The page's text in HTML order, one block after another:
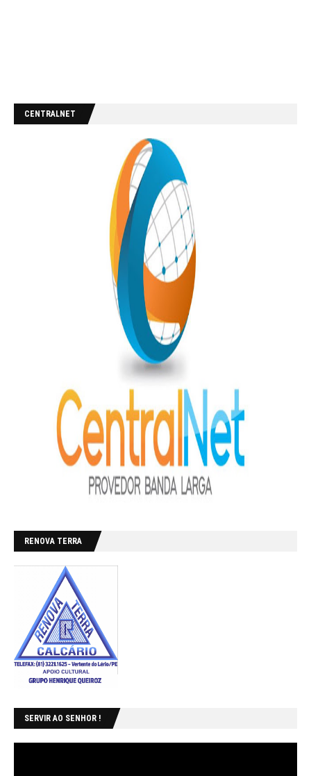
CENTRALNET
RENOVA TERRA
SERVIR AO SENHOR !